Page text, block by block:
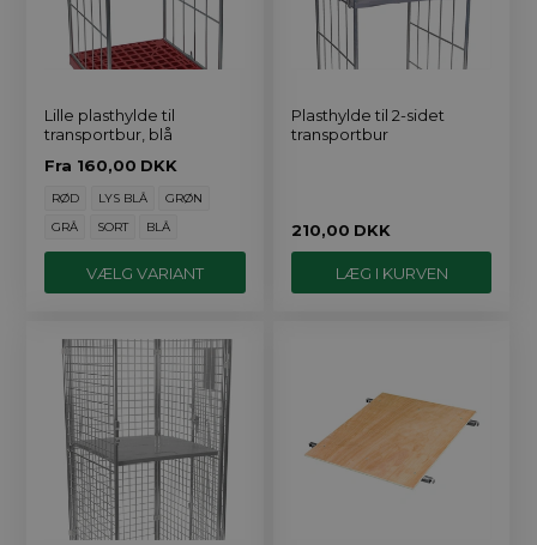
Lille plasthylde til
transportbur, blå
Fra 160,00 DKK
RØD LYS BLÅ
GRØN
GRÅ
SORT BLÅ
VÆLG VARIANT
Plasthylde til 2-sidet
transportbur
210,00 DKK